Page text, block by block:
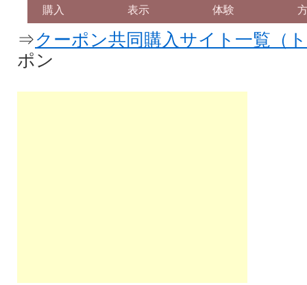
購入 表示 体験
⇒クーポン共同購入サイト一覧（
ポン